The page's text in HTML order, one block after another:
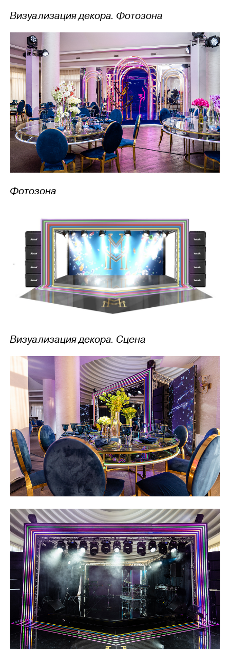
Визуализация декора. Фотозона
Фотозона
Визуализация декора. Сцена